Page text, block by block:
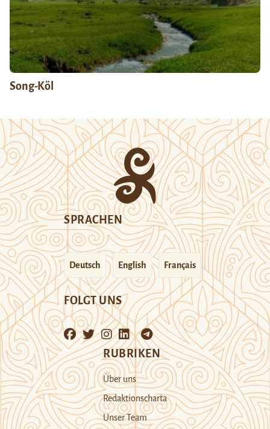
Song-Köl
SPRACHEN
Deutsch English Français
FOLGT UNS
RUBRIKEN
Über uns
Redaktionscharta
Unser Team